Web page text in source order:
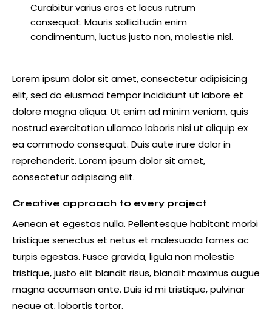
Curabitur varius eros et lacus rutrum
consequat. Mauris sollicitudin enim
condimentum, luctus justo non, molestie nisl.
Lorem ipsum dolor sit amet, consectetur adipisicing
elit, sed do eiusmod tempor incididunt ut labore et
dolore magna aliqua. Ut enim ad minim veniam, quis
nostrud exercitation ullamco laboris nisi ut aliquip ex
ea commodo consequat. Duis aute irure dolor in
reprehenderit. Lorem ipsum dolor sit amet,
consectetur adipiscing elit.
Creative approach to every project
Aenean et egestas nulla. Pellentesque habitant morbi
tristique senectus et netus et malesuada fames ac
turpis egestas. Fusce gravida, ligula non molestie
tristique, justo elit blandit risus, blandit maximus augue
magna accumsan ante. Duis id mi tristique, pulvinar
neque at, lobortis tortor.